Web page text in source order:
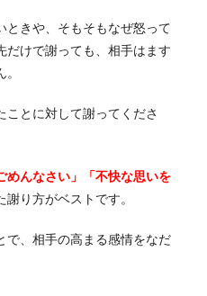
ときや、そもそもなぜ怒って
だけで謝っても、相手はます
ことに対して謝ってくださ
めんなさい」「不快な思いを
謝り方がベストです。
で、相手の高まる感情をなだ